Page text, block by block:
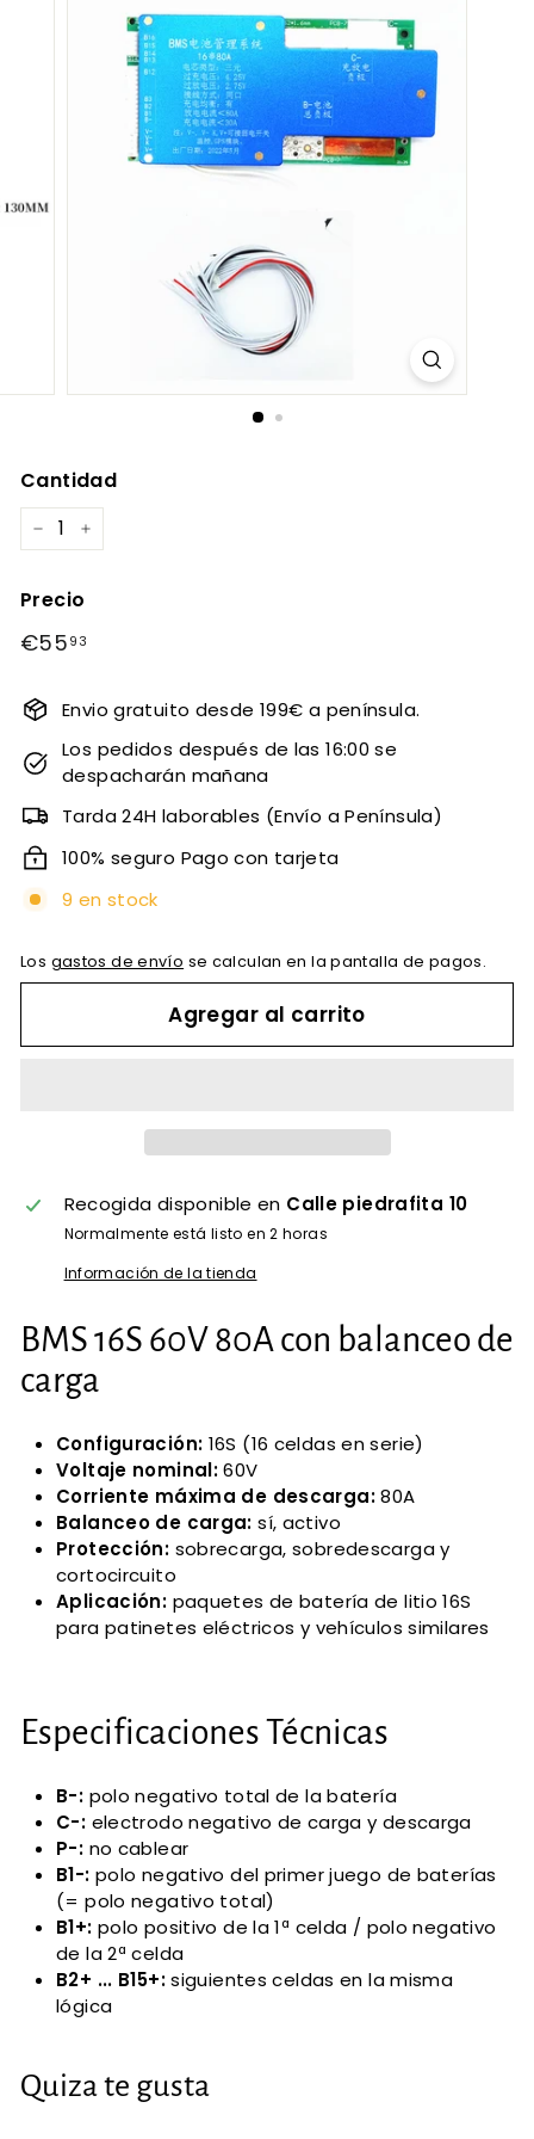
Cantidad
− +
Precio
Precio
€55 93
Envio gratuito desde 199€ a península.
Los pedidos después de las 16:00 se
despacharán mañana
Tarda 24H laborables (Envío a Península)
100% seguro Pago con tarjeta
9 en stock
Los gastos de envío se calculan en la pantalla de pagos.
Agregar al carrito
Recogida disponible en Calle piedrafita 10
Normalmente está listo en 2 horas
Información de la tienda
BMS 16S 60V 80A con balanceo de
carga
Configuración: 16S (16 celdas en serie)
Voltaje nominal:60V
Corriente máxima de descarga:80A
Balanceo de carga: sí, activo
Protección: sobrecarga, sobredescarga y
cortocircuito
Aplicación: paquetes de batería de litio 16S
para patinetes eléctricos y vehículos similares
Especificaciones Técnicas
B-: polo negativo total de la batería
C-: electrodo negativo de carga y descarga
P-: no cablear
B1-: polo negativo del primer juego de baterías
(= polo negativo total)
B1+: polo positivo de la 1ª celda / polo negativo
de la 2ª celda
B2+ ... B15+:siguientes celdas en la misma
lógica
Quiza te gusta